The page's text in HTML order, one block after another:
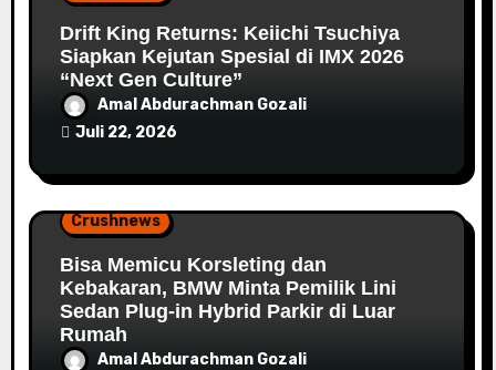
Drift King Returns: Keiichi Tsuchiya
Siapkan Kejutan Spesial di IMX 2026
“Next Gen Culture”
Amal Abdurachman Gozali
Juli 22, 2026
Crushnews
Bisa Memicu Korsleting dan
Kebakaran, BMW Minta Pemilik Lini
Sedan Plug-in Hybrid Parkir di Luar
Rumah
Amal Abdurachman Gozali